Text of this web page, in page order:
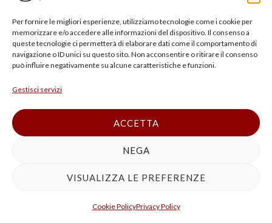
Per fornire le migliori esperienze, utilizziamo tecnologie come i cookie per
memorizzare e/o accedere alle informazioni del dispositivo. Il consenso a
queste tecnologie ci permetterà di elaborare dati come il comportamento di
navigazione o ID unici su questo sito. Non acconsentire o ritirare il consenso
può influire negativamente su alcune caratteristiche e funzioni.
Gestisci servizi
ACCETTA
NEGA
VISUALIZZA LE PREFERENZE
Cookie PolicyPrivacy Policy
attivita’ illecite o che ne
costituiscano reimpiego non
potendosi trascurare l’esigenza
costituzionalmente riconosciuta, di
limitare l’operativita’ dell’effetto
ablativo all’entita’ dell’illecito
arricchimento.